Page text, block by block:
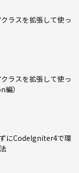
ラスを拡張して使っ
ラスを拡張して使っ
）
にCodeIgniter4で環